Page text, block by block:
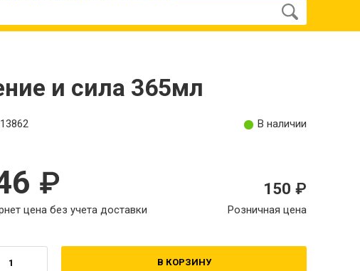
и сила 365мл
В наличии
цена без учета доставки
150
Розничная цена
В КОРЗИНУ